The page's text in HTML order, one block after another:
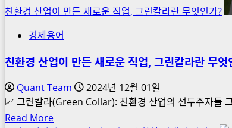
친환경 산업이 만든 새로운 직업, 그린칼라란 무엇인가?
경제용어
친환경 산업이 만든 새로운 직업, 그린칼라란 무엇
Quant Team
2024년 12월 01일
📈 그린칼라(Green Collar): 친환경 산업의 선두주자들
Read MoreRead